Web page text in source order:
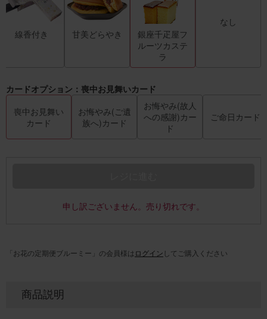
線香付き 甘美どらやき
銀座千疋屋フ
ルーツカステ
ラ
なし
カードオプション：喪中お見舞いカード
喪中お見舞い
カード
お悔やみ(ご遺
族へ)カード
お悔やみ(故人
への感謝)カー
ド
ご命日カード
申し訳ございません。売り切れです。
「お花の定期便ブルーミー」の会員様は ログイン してご購入ください
商品説明